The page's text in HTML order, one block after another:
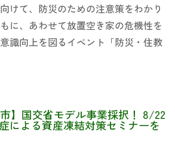
けて、防災のための注意策をわかり
に、あわせて放置空き家の危機性を
識向上を図るイベント「防災・住教
市】国交省モデル事業採択！ 8/22
による資産凍結対策セミナーを